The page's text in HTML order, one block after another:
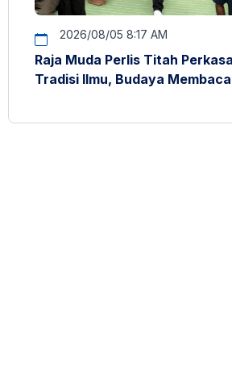
2026/08/05 8:17 AM
Raja Muda Perlis Titah Perkasa
Tradisi Ilmu, Budaya Membaca